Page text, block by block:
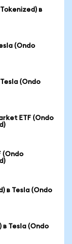
Tokenized) в
(Ondo
(Ondo
ETF (Ondo
(Ondo
в Tesla (Ondo
в Tesla (Ondo